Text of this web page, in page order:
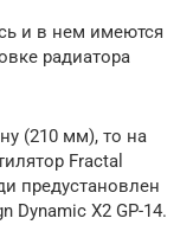
и в нем имеются
радиатора
(210 мм), то на
Fractal
предустановлен
Dynamic X2 GP-14.